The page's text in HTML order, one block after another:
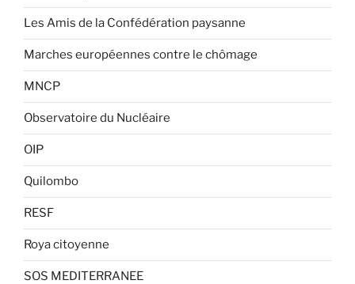
Les Amis de la Confédération paysanne
Marches européennes contre le chômage
MNCP
Observatoire du Nucléaire
OIP
Quilombo
RESF
Roya citoyenne
SOS MEDITERRANEE